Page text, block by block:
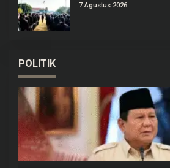
7 Agustus 2026
POLITIK